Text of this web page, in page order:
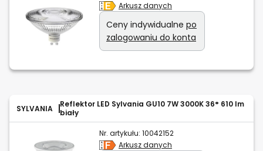
Arkusz danych
Ceny indywidualne po
zalogowaniu do konta
SYLVANIA
Reflektor LED Sylvania GU10 7W 3000K 36° 610 lm
biały
Nr. artykułu: 10042152
Arkusz danych